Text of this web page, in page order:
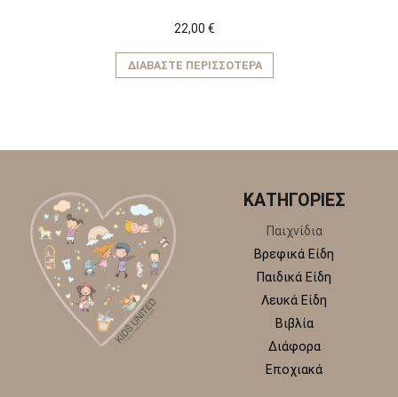
22,00 €
ΔΙΑΒΆΣΤΕ ΠΕΡΙΣΣΌΤΕΡΑ
ΚΑΤΗΓΟΡΙΕΣ
Παιχνίδια
Βρεφικά Είδη
Παιδικά Είδη
Λευκά Είδη
Βιβλία
Διάφορα
Εποχιακά